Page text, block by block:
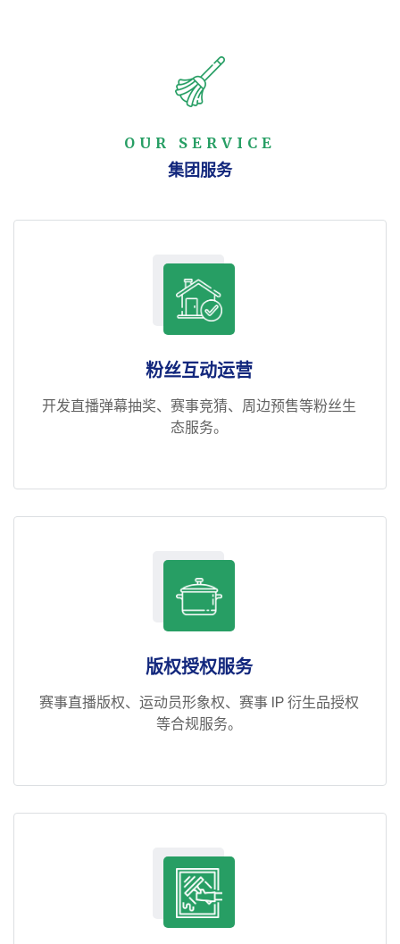
OUR SERVICE
集团服务
粉丝互动运营
开发直播弹幕抽奖、赛事竞猜、周边预售等粉丝生
态服务。
版权授权服务
赛事直播版权、运动员形象权、赛事 IP 衍生品授权
等合规服务。